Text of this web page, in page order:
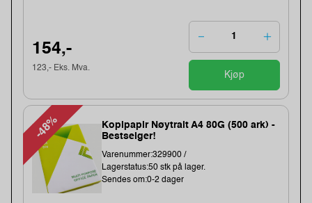
154,-
123,- Eks. Mva.
Kjøp
-48%
Kopipapir Nøytralt A4 80G (500 ark) -
Bestselger!
Varenummer:329900 /
Lagerstatus:50 stk på lager.
Sendes om:0-2 dager